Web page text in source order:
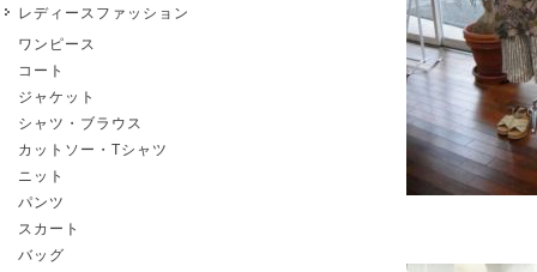
レディースファッション
ワンピース
コート
ジャケット
シャツ・ブラウス
カットソー・Tシャツ
ニット
パンツ
スカート
バッグ